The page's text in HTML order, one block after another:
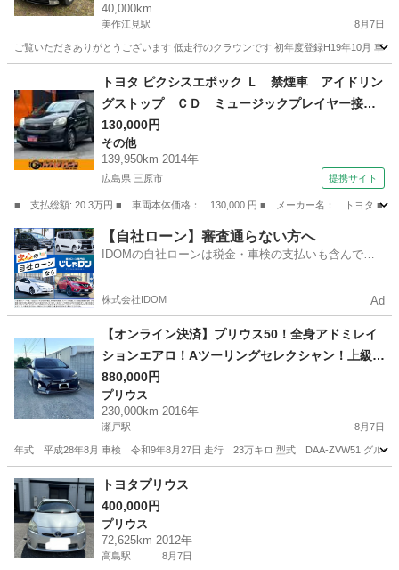
40,000km
美作江見駅 8月7日
ご覧いただきありがとうございます 低走行のクラウンです 初年度登録H19年10月 車
美作江見駅 クラウン クラウンロイヤル
トヨタ ピクシスエポック Ｌ 禁煙車 アイドリン
グストップ ＣＤ ミュージックプレイヤー接続
可 キーレスエントリー ＡＷ１４インチ エア
コン パワーウィンドウ パワーステアリング
ＡＢＳ 横滑り防止装置 運転席・助手席エアバ
130,000円
その他
139,950km 2014年
広島県 三原市 提携サイト
■ 支払総額: 20.3万円 ■ 車両本体価格： 130,000 円 ■ メーカー名： トヨタ ■
広島 三原市 その他
【自社ローン】審査通らない方へ
IDOMの自社ローンは税金・車検の支払いも含んでい
株式会社IDOM Ad
【オンライン決済】プリウス50！全身アドミレイ
ションエアロ！Aツーリングセレクシャン！上級グ
レード
880,000円
プリウス
230,000km 2016年
瀬戸駅 8月7日
年式 平成28年8月 車検 令和9年8月27日 走行 23万キロ 型式 DAA-ZVW51 グルー
岡山 赤磐市 瀬戸駅 プリウス
トヨタプリウス
400,000円
プリウス
72,625km 2012年
高島駅 8月7日